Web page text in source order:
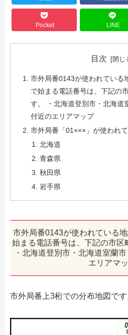
Pocket LINE
目次
市外局番0143が使われている
で始まる電話番号は、下記の
す。 ・北海道登別市・北海
付近のエリアマップ
市外局番「01×××」が使われ
北海道
青森県
秋田県
岩手県
市外局番0143が使われている
始まる電話番号は、下記の市区
・北海道登別市・北海道室蘭
エリアマ
市外局番上3桁での分布地図です